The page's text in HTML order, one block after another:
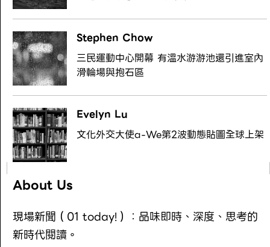
Stephen Chow
三民運動中心開幕 有溫水游游池還引進室內
滑輪場與抱石區
Evelyn Lu
文化外交大使a-We第2波動態貼圖全球上架
About Us
現場新聞（01 today!）：品味即時、深度、思考的
新時代閱讀。